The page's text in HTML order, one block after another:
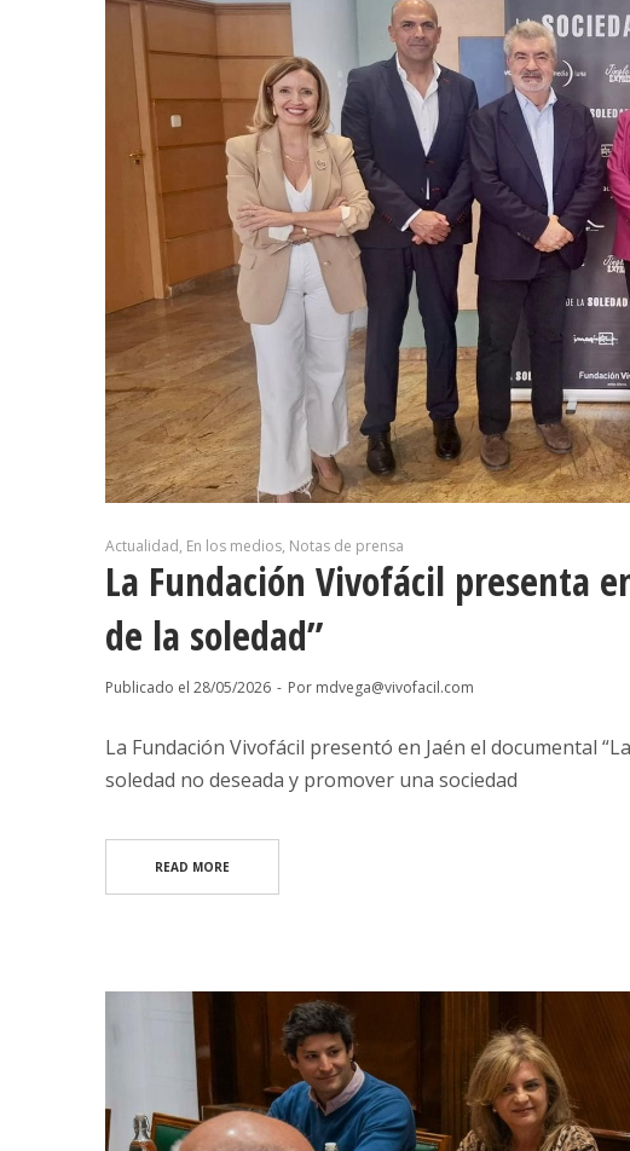
Actualidad En los medios Notas de prensa
La Fundación Vivofácil presenta
de la soledad”
Publicado el 28/05/2026 Por mdvega@vivofacil.com
La Fundación Vivofácil presentó en Jaén el documental
soledad no deseada y promover una sociedad
READ MORE